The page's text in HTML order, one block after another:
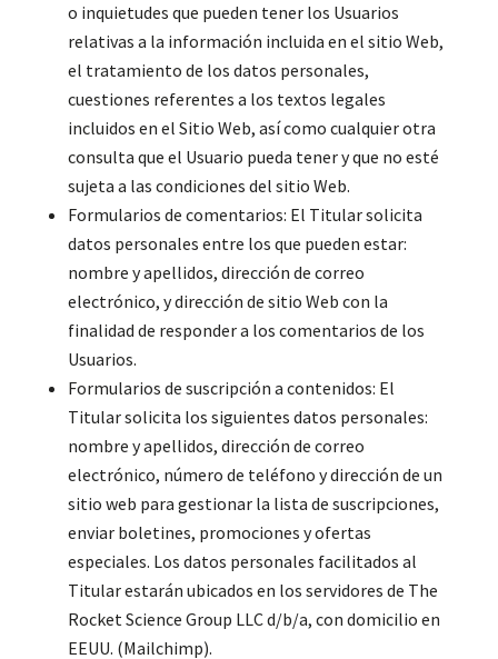
o inquietudes que pueden tener los Usuarios
relativas a la información incluida en el sitio Web,
el tratamiento de los datos personales,
cuestiones referentes a los textos legales
incluidos en el Sitio Web, así como cualquier otra
consulta que el Usuario pueda tener y que no esté
sujeta a las condiciones del sitio Web.
Formularios de comentarios: El Titular solicita
datos personales entre los que pueden estar:
nombre y apellidos, dirección de correo
electrónico, y dirección de sitio Web con la
finalidad de responder a los comentarios de los
Usuarios.
Formularios de suscripción a contenidos: El
Titular solicita los siguientes datos personales:
nombre y apellidos, dirección de correo
electrónico, número de teléfono y dirección de un
sitio web para gestionar la lista de suscripciones,
enviar boletines, promociones y ofertas
especiales. Los datos personales facilitados al
Titular estarán ubicados en los servidores de The
Rocket Science Group LLC d/b/a, con domicilio en
EEUU. (Mailchimp).